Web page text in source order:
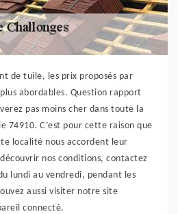
de tuile, les prix proposés par
abordables. Question rapport
pas moins cher dans toute la
74910. C’est pour cette raison que
localité nous accordent leur
nos conditions, contactez
lundi au vendredi, pendant les
aussi visiter notre site
connecté.